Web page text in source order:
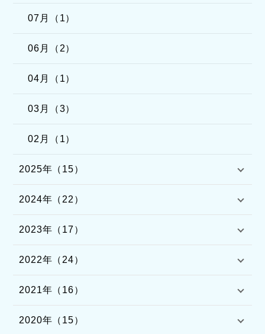
07月（1）
06月（2）
04月（1）
03月（3）
02月（1）
2025年（15）
2024年（22）
2023年（17）
2022年（24）
2021年（16）
2020年（15）